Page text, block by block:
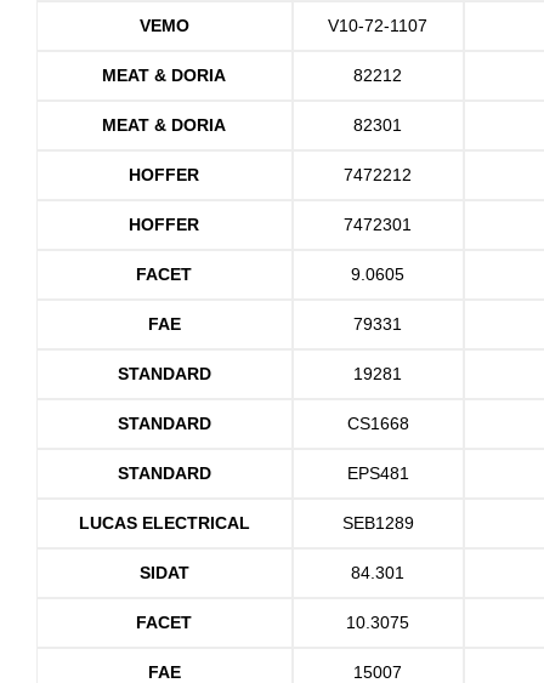
VEMO V10-72-1107
MEAT & DORIA 82212
MEAT & DORIA 82301
HOFFER 7472212
HOFFER 7472301
FACET 9.0605
FAE 79331
STANDARD 19281
STANDARD CS1668
STANDARD EPS481
LUCAS ELECTRICAL SEB1289
SIDAT 84.301
FACET 10.3075
FAE 15007